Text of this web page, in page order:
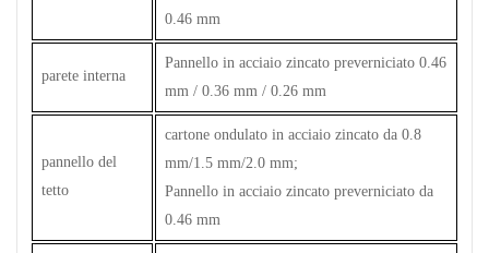
0.46 mm
parete interna
Pannello in acciaio zincato preverniciato 0.46
mm / 0.36 mm / 0.26 mm
pannello del
tetto
cartone ondulato in acciaio zincato da 0.8
mm/1.5 mm/2.0 mm;
Pannello in acciaio zincato preverniciato da
0.46 mm